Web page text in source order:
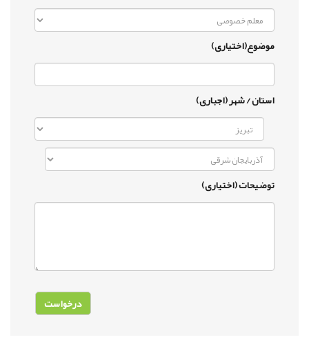
موضوع(اختیاری)
استان / شهر (اجباری)
توضیحات (اختیاری)